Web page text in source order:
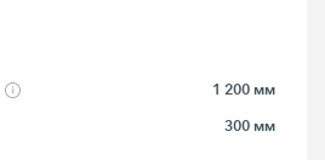
1 200 мм
300 мм